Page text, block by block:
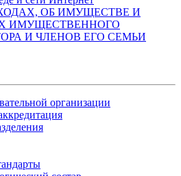
ОБ ИМУЩЕСТВЕ И
ИМУЩЕСТВЕННОГО
И ЧЛЕНОВ ЕГО СЕМЬИ
организации